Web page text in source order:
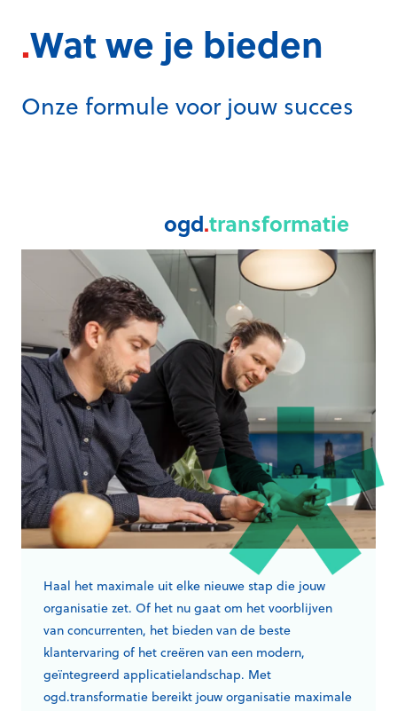
.Wat we je bieden
Onze formule voor jouw succes
ogd.transformatie
Haal het maximale uit elke nieuwe stap die jouw
organisatie zet. Of het nu gaat om het voorblijven
van concurrenten, het bieden van de beste
klantervaring of het creëren van een modern,
geïntegreerd applicatielandschap. Met
ogd.transformatie bereikt jouw organisatie maximale